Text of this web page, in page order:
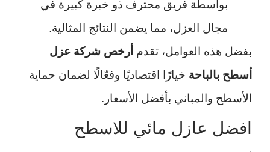
بواسطة فريق محترف ذو خبرة كبيرة في
مجال العزل، مما يضمن النتائج المثالية.
بفضل هذه العوامل، تقدم أرخص شركة عزل
أسطح بالباحة خيارًا اقتصاديًا وفعّالًا لضمان حماية
الأسطح والمباني بأفضل الأسعار.
افضل عازل مائي للاسطح